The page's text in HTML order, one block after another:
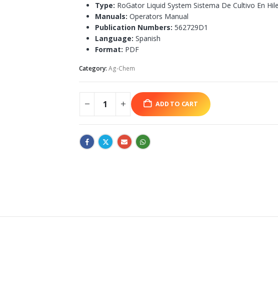
Type: RoGator Liquid System Sistema De Cultivo En
Manuals: Operators Manual
Publication Numbers: 562729D1
Language: Spanish
Format: PDF
Category: Ag-Chem
ADD TO CART